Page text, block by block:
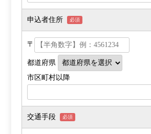
申込者住所 必須
〒
都道府県
市区町村以降
交通手段 必須